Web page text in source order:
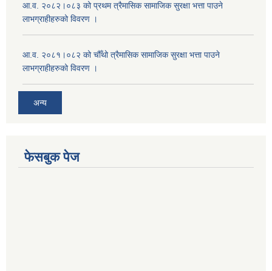
आ.व. २०८२।०८३ को प्रथम त्रैमासिक सामाजिक सुरक्षा भत्ता पाउने
लाभग्राहीहरुको विवरण ।
आ.व. २०८१।०८२ को चौँथो त्रैमासिक सामाजिक सुरक्षा भत्ता पाउने
लाभग्राहीहरुको विवरण ।
अन्य
फेसबुक पेज